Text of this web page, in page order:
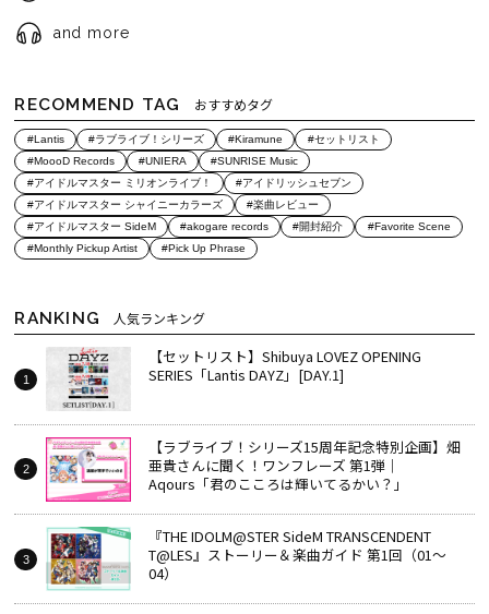
and more
RECOMMEND TAG おすすめタグ
#Lantis #ラブライブ！シリーズ #Kiramune
#セットリスト
#MoooD Records
#UNIERA
#SUNRISE Music
#アイドルマスター ミリオンライブ！
#アイドリッシュセブン
#アイドルマスター シャイニーカラーズ
#楽曲レビュー
#アイドルマスター SideM
#akogare records #開封紹介
#Favorite Scene
#Monthly Pickup Artist
#Pick Up Phrase
RANKING 人気ランキング
【セットリスト】Shibuya LOVEZ OPENING
SERIES「Lantis DAYZ」[DAY.1]
【ラブライブ！シリーズ15周年記念特別企画】畑
亜貴さんに聞く！ワンフレーズ 第1弾｜
Aqours「君のこころは輝いてるかい？」
『THE IDOLM@STER SideM TRANSCENDENT
T@LES』ストーリー＆楽曲ガイド 第1回（01～
04）